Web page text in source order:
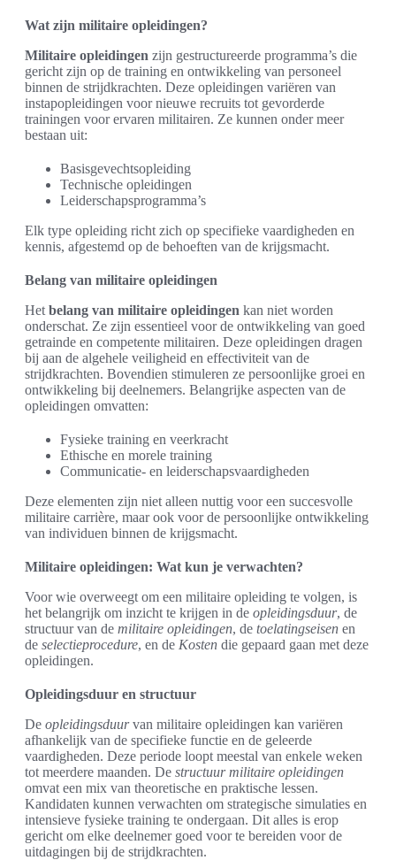
Wat zijn militaire opleidingen?
Militaire opleidingen zijn gestructureerde programma’s die
gericht zijn op de training en ontwikkeling van personeel
binnen de strijdkrachten. Deze opleidingen variëren van
instapopleidingen voor nieuwe recruits tot gevorderde
trainingen voor ervaren militairen. Ze kunnen onder meer
bestaan uit:
Basisgevechtsopleiding
Technische opleidingen
Leiderschapsprogramma’s
Elk type opleiding richt zich op specifieke vaardigheden en
kennis, afgestemd op de behoeften van de krijgsmacht.
Belang van militaire opleidingen
Het belang van militaire opleidingen kan niet worden
onderschat. Ze zijn essentieel voor de ontwikkeling van goed
getrainde en competente militairen. Deze opleidingen dragen
bij aan de algehele veiligheid en effectiviteit van de
strijdkrachten. Bovendien stimuleren ze persoonlijke groei en
ontwikkeling bij deelnemers. Belangrijke aspecten van de
opleidingen omvatten:
Fysieke training en veerkracht
Ethische en morele training
Communicatie- en leiderschapsvaardigheden
Deze elementen zijn niet alleen nuttig voor een succesvolle
militaire carrière, maar ook voor de persoonlijke ontwikkeling
van individuen binnen de krijgsmacht.
Militaire opleidingen: Wat kun je verwachten?
Voor wie overweegt om een militaire opleiding te volgen, is
het belangrijk om inzicht te krijgen in de opleidingsduur, de
structuur van de militaire opleidingen, de toelatingseisen en
de selectieprocedure, en de Kosten die gepaard gaan met deze
opleidingen.
Opleidingsduur en structuur
De opleidingsduurvan militaire opleidingen kan variëren
afhankelijk van de specifieke functie en de geleerde
vaardigheden. Deze periode loopt meestal van enkele weken
tot meerdere maanden. De structuur militaire opleidingen
omvat een mix van theoretische en praktische lessen.
Kandidaten kunnen verwachten om strategische simulaties en
intensieve fysieke training te ondergaan. Dit alles is erop
gericht om elke deelnemer goed voor te bereiden voor de
uitdagingen bij de strijdkrachten.